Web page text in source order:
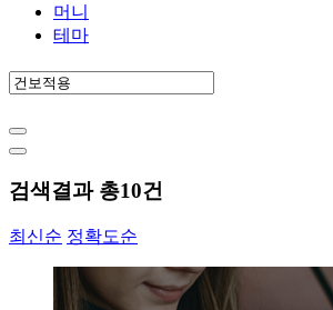
머니
테마
검색결과 총10건
최신순 정확도순